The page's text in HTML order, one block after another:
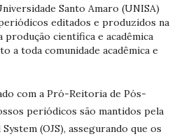
Santo Amaro (UNISA)
editados e produzidos na
científica e acadêmica
a toda comunidade acadêmica e
com a Pró-Reitoria de Pós-
periódicos são mantidos pela
(OJS), assegurando que os